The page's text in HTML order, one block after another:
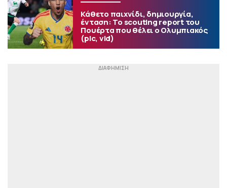
Κάθετο παιχνίδι, δημιουργία,
ένταση: Το scouting report του
Πουέρτα που θέλει ο Ολυμπιακός
(pic, vid)